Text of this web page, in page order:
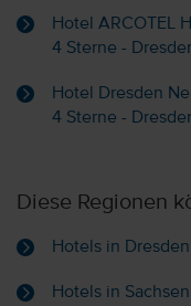
Hotel ARCOTEL
4 Sterne -
Hotel Dresden
4 Sterne -
Diese Regionen
Hotels in Dresden
Hotels in Sachsen